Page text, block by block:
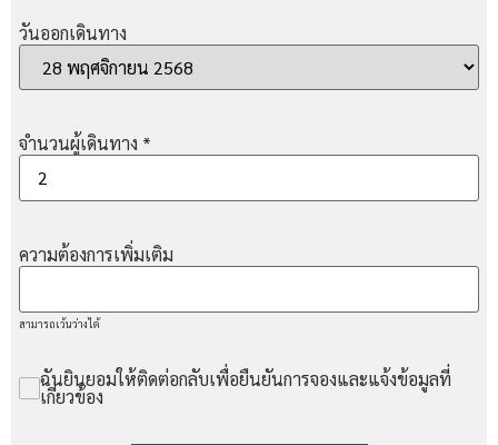
วันออกเดินทาง
จำนวนผู้เดินทาง *
ความต้องการเพิ่มเติม
สามารถเว้นว่างได้
ฉันยินยอมให้ติดต่อกลับเพื่อยืนยันการจองและแจ้งข้อมูลที่
เกี่ยวข้อง